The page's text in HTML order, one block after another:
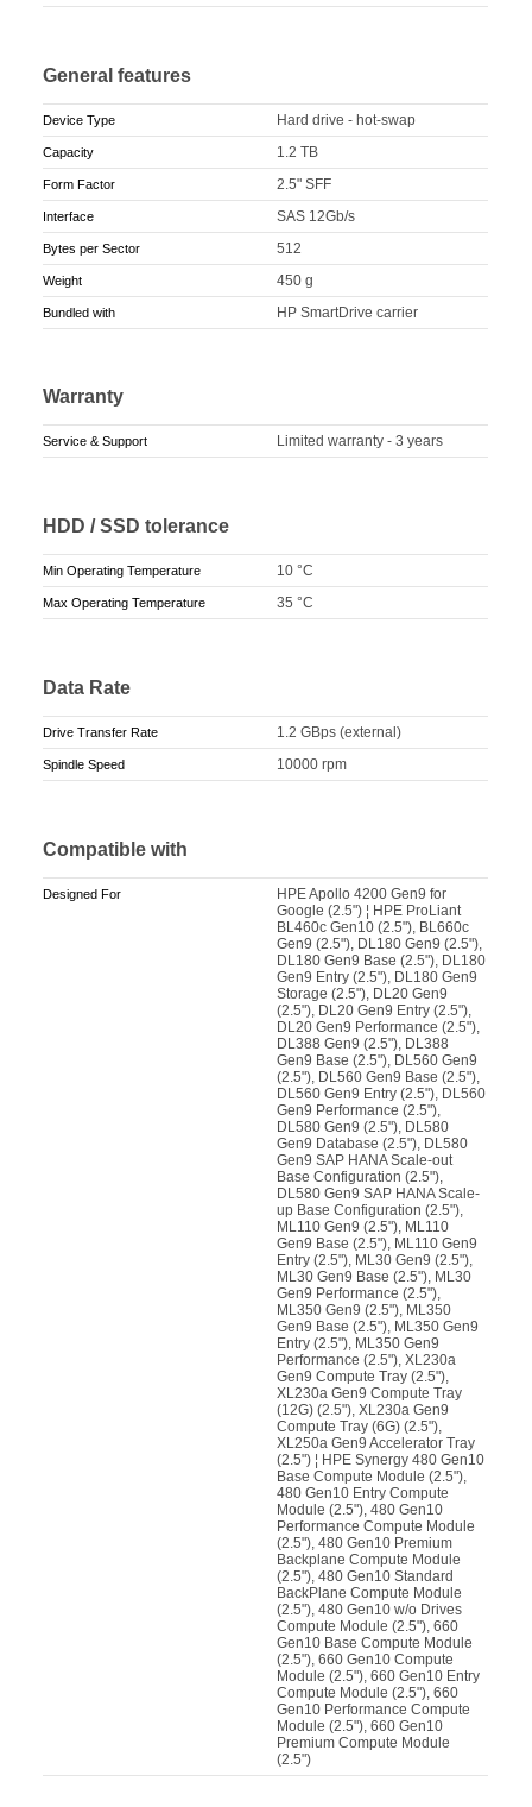
General features
Device Type Hard drive - hot-swap
Capacity 1.2 TB
Form Factor 2.5" SFF
Interface SAS 12Gb/s
Bytes per Sector 512
Weight 450 g
Bundled with HP SmartDrive carrier
Warranty
Service & Support Limited warranty - 3 years
HDD / SSD tolerance
Min Operating Temperature 10 °C
Max Operating Temperature 35 °C
Data Rate
Drive Transfer Rate 1.2 GBps (external)
Spindle Speed 10000 rpm
Compatible with
Designed For
HPE Apollo 4200 Gen9 for
Google (2.5") ¦ HPE ProLiant
BL460c Gen10 (2.5"), BL660c
Gen9 (2.5"), DL180 Gen9 (2.5"),
DL180 Gen9 Base (2.5"), DL180
Gen9 Entry (2.5"), DL180 Gen9
Storage (2.5"), DL20 Gen9
(2.5"), DL20 Gen9 Entry (2.5"),
DL20 Gen9 Performance (2.5"),
DL388 Gen9 (2.5"), DL388
Gen9 Base (2.5"), DL560 Gen9
(2.5"), DL560 Gen9 Base (2.5"),
DL560 Gen9 Entry (2.5"), DL560
Gen9 Performance (2.5"),
DL580 Gen9 (2.5"), DL580
Gen9 Database (2.5"), DL580
Gen9 SAP HANA Scale-out
Base Configuration (2.5"),
DL580 Gen9 SAP HANA Scale-
up Base Configuration (2.5"),
ML110 Gen9 (2.5"), ML110
Gen9 Base (2.5"), ML110 Gen9
Entry (2.5"), ML30 Gen9 (2.5"),
ML30 Gen9 Base (2.5"), ML30
Gen9 Performance (2.5"),
ML350 Gen9 (2.5"), ML350
Gen9 Base (2.5"), ML350 Gen9
Entry (2.5"), ML350 Gen9
Performance (2.5"), XL230a
Gen9 Compute Tray (2.5"),
XL230a Gen9 Compute Tray
(12G) (2.5"), XL230a Gen9
Compute Tray (6G) (2.5"),
XL250a Gen9 Accelerator Tray
(2.5") ¦ HPE Synergy 480 Gen10
Base Compute Module (2.5"),
480 Gen10 Entry Compute
Module (2.5"), 480 Gen10
Performance Compute Module
(2.5"), 480 Gen10 Premium
Backplane Compute Module
(2.5"), 480 Gen10 Standard
BackPlane Compute Module
(2.5"), 480 Gen10 w/o Drives
Compute Module (2.5"), 660
Gen10 Base Compute Module
(2.5"), 660 Gen10 Compute
Module (2.5"), 660 Gen10 Entry
Compute Module (2.5"), 660
Gen10 Performance Compute
Module (2.5"), 660 Gen10
Premium Compute Module
(2.5")